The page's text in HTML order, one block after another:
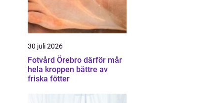
30 juli 2026
Fotvård Örebro därför mår
hela kroppen bättre av
friska fötter